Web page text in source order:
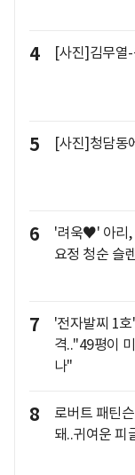
4 [사진]김무열
5 [사진]청담동
6
'려욱♥' 아리,
요정 청순 슬
7
'전자발찌 1
격.."49평이
나"
8
로버트 패틴
돼..귀여운 피